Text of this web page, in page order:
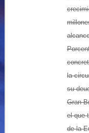
la
su
Gran
el que
de la